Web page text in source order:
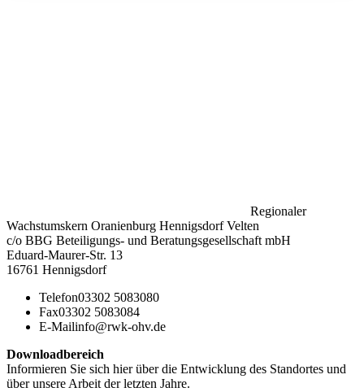
Regionaler
Wachstumskern Oranienburg Hennigsdorf Velten
c/o BBG Beteiligungs- und Beratungsgesellschaft mbH
Eduard-Maurer-Str. 13
16761 Hennigsdorf
Telefon03302 5083080
Fax03302 5083084
E-Mailinfo@rwk-ohv.de
Downloadbereich
Informieren Sie sich hier über die Entwicklung des Standortes und
über unsere Arbeit der letzten Jahre.